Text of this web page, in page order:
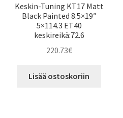
Keskin-Tuning KT17 Matt
Black Painted 8.5×19″
5×114.3 ET40
keskireikä:72.6
220.73€
Lisää ostoskoriin